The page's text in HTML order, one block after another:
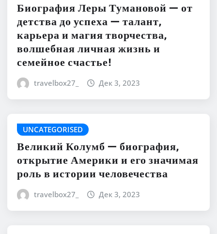
Биография Леры Тумановой — от
детства до успеха — талант,
карьера и магия творчества,
волшебная личная жизнь и
семейное счастье!
travelbox27_ Дек 3, 2023
UNCATEGORISED
Великий Колумб — биография,
открытие Америки и его значимая
роль в истории человечества
travelbox27_ Дек 3, 2023